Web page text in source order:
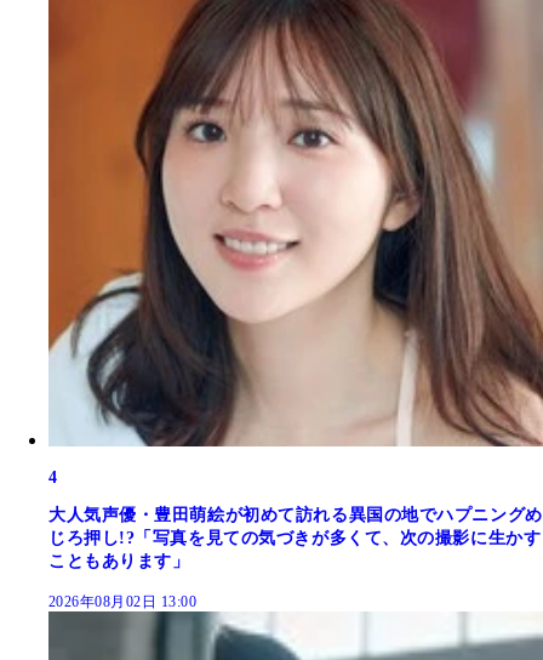
4
大人気声優・豊田萌絵が初めて訪れる異国の地でハプニングめ
じろ押し!?「写真を見ての気づきが多くて、次の撮影に生かす
こともあります」
2026年08月02日 13:00